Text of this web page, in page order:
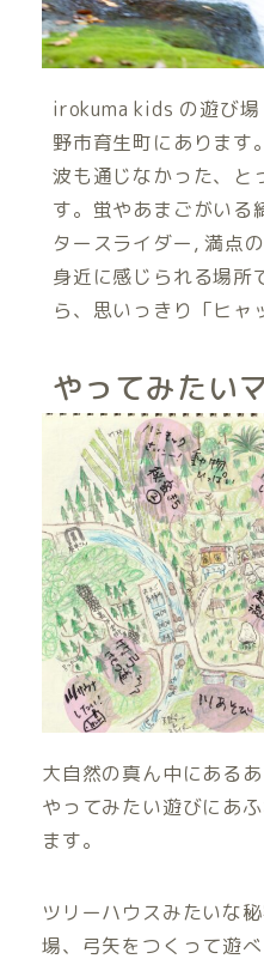
irokuma kids の遊び
野市育生町にあります
波も通じなかった、と
す。蛍やあまごがいる
タースライダー, 満点
身近に感じられる場所
ら、思いっきり「ヒャ
やってみたい
大自然の真ん中にある
やってみたい遊びにあ
ます。
ツリーハウスみたいな
場、弓矢をつくって遊